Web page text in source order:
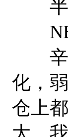
半
辛宇
化，
仓上